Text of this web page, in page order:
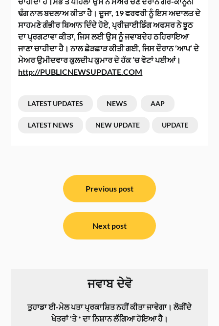
ਢੰਗ ਨਾਲ ਬਦਲਾਅ ਕੀਤਾ ਹੈ। ਦੂਜਾ, 19 ਫਰਵਰੀ ਨੂੰ ਇਸ ਅਦਾਲਤ ਦੇ
ਸਾਹਮਣੇ ਗੰਭੀਰ ਬਿਆਨ ਦਿੰਦੇ ਹੋਏ, ਪ੍ਰੀਜ਼ਾਈਡਿੰਗ ਅਫਸਰ ਨੇ ਝੂਠ
ਦਾ ਪ੍ਰਗਟਾਵਾ ਕੀਤਾ, ਜਿਸ ਲਈ ਉਸ ਨੂੰ ਜਵਾਬਦੇਹ ਠਹਿਰਾਇਆ
ਜਾਣਾ ਚਾਹੀਦਾ ਹੈ। ਨਾਲ ਛੇੜਛਾੜ ਕੀਤੀ ਗਈ, ਜਿਸ ਦੌਰਾਨ ‘ਆਪ’ ਦੇ
ਮੇਅਰ ਉਮੀਦਵਾਰ ਕੁਲਦੀਪ ਕੁਮਾਰ ਦੇ ਹੱਕ ‘ਚ ਵੋਟਾਂ ਪਈਆਂ।
http://PUBLICNEWSUPDATE.COM
LATEST UPDATES NEWS AAP
LATEST NEWS NEW UPDATE UPDATE
Previous post
Next post
ਜਵਾਬ ਦੇਵੋ
ਤੁਹਾਡਾ ਈ-ਮੇਲ ਪਤਾ ਪ੍ਰਕਾਸ਼ਿਤ ਨਹੀਂ ਕੀਤਾ ਜਾਵੇਗਾ। ਲੋੜੀਂਦੇ
ਖੇਤਰਾਂ 'ਤੇ*ਦਾ ਨਿਸ਼ਾਨ ਲੱਗਿਆ ਹੋਇਆ ਹੈ।